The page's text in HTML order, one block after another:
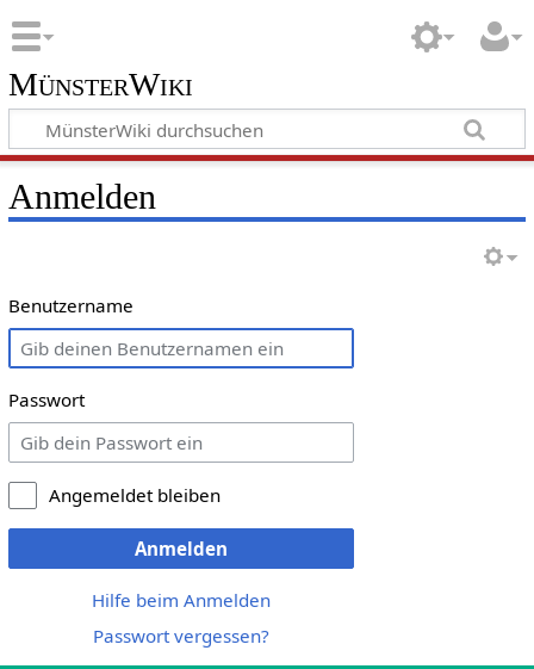
MünsterWiki
Anmelden
Benutzername
Passwort
Angemeldet bleiben
Anmelden
Hilfe beim Anmelden
Passwort vergessen?